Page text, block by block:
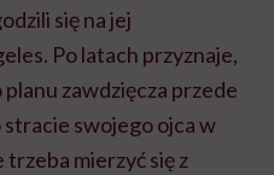
się na jej
Po latach przyznaje,
zawdzięcza przede
swojego ojca w
trzeba mierzyć się z